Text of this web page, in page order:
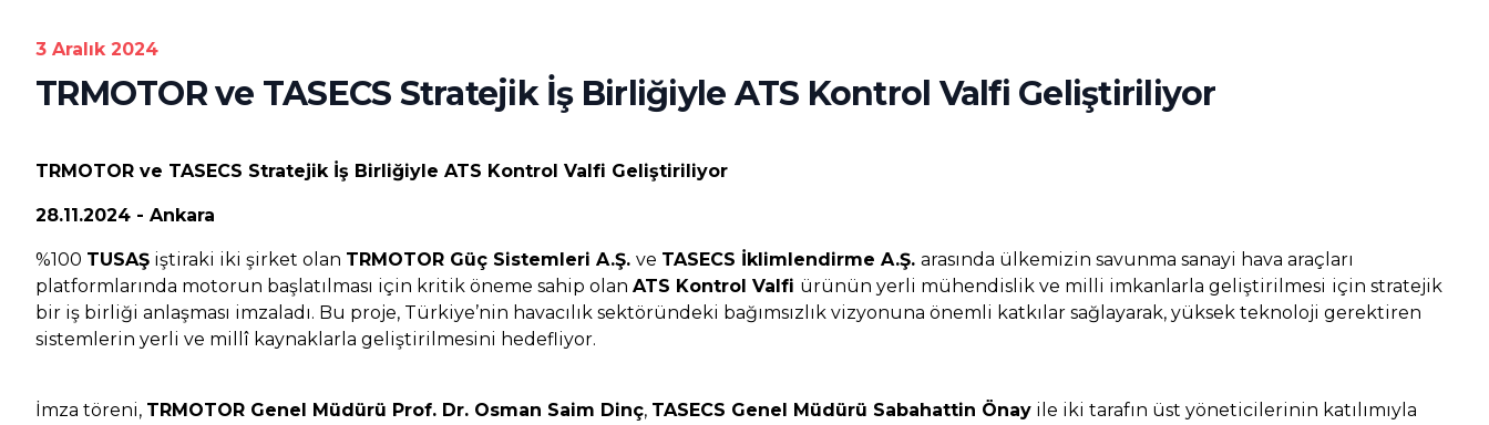
3 Aralık 2024
TRMOTOR ve TASECS Stratejik İş Birliğiyle ATS Kontrol Valfi Geliştiriliyor
TRMOTOR ve TASECS Stratejik İş Birliğiyle ATS Kontrol Valfi Geliştiriliyor
28.11.2024 - Ankara
%100 TUSAŞ iştiraki iki şirket olan TRMOTOR Güç Sistemleri A.Ş. ve TASECS İklimlendirme A.Ş. arasında ülkemizin savunma sanayi hava araçları
platformlarında motorun başlatılması için kritik öneme sahip olan ATS Kontrol Valfi ürünün yerli mühendislik ve milli imkanlarla geliştirilmesi için stratejik
bir iş birliği anlaşması imzaladı. Bu proje, Türkiye’nin havacılık sektöründeki bağımsızlık vizyonuna önemli katkılar sağlayarak, yüksek teknoloji gerektiren
sistemlerin yerli ve millî kaynaklarla geliştirilmesini hedefliyor.
İmza töreni, TRMOTOR Genel Müdürü Prof. Dr. Osman Saim Dinç, TASECS Genel Müdürü Sabahattin Önay ile iki tarafın üst yöneticilerinin katılımıyla